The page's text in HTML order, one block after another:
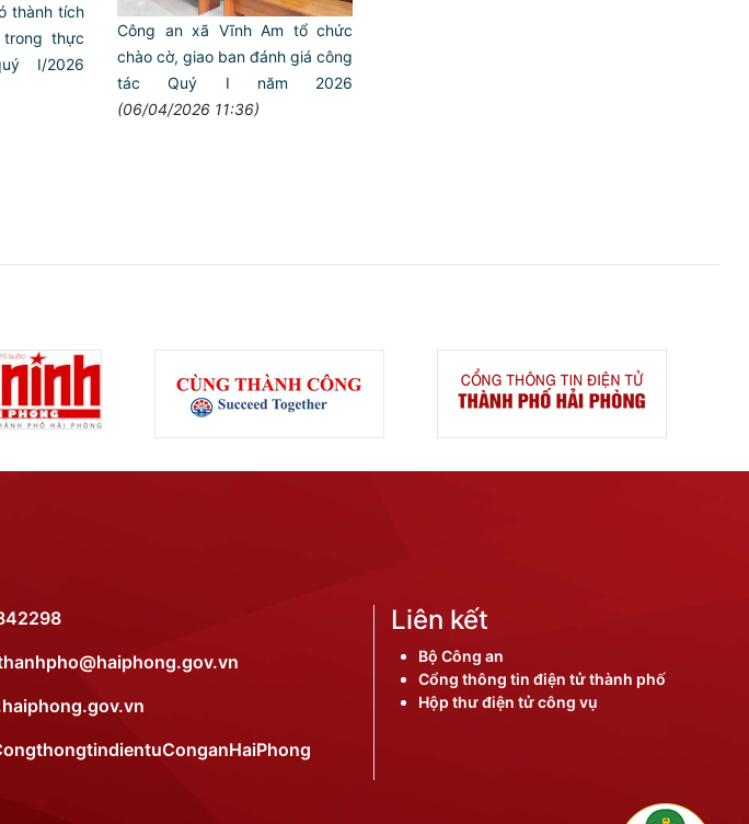
thành tích
thực
I/2026
Công an xã Vĩnh Am tổ chức
chào cờ, giao ban đánh giá công
tác Quý I năm 2026
(06/04/2026 11:36)
Liên kết
Bộ Công an
Cổng thông tin điện tử thành phố
Hộp thư điện tử công vụ